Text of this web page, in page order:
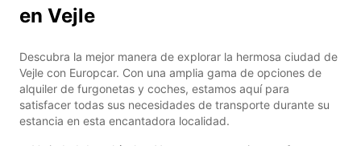
en Vejle
Descubra la mejor manera de explorar la hermosa ciudad de
Vejle con Europcar. Con una amplia gama de opciones de
alquiler de furgonetas y coches, estamos aquí para
satisfacer todas sus necesidades de transporte durante su
estancia en esta encantadora localidad.